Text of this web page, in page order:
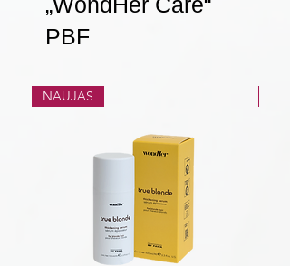
PBF
NAUJAS